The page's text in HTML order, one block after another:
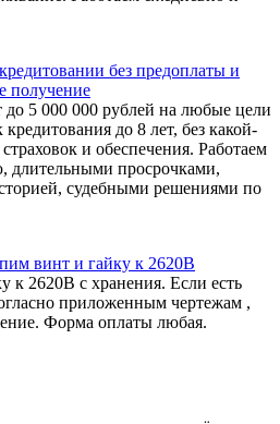
без предоплаты и
получение
5 000 000 рублей на любые цели
до 8 лет, без какой-
и обеспечения. Работаем
длительными просрочками,
судебными решениями по
винт и гайку к 2620В
к 2620В с хранения. Если есть
приложенным чертежам ,
Форма оплаты любая.